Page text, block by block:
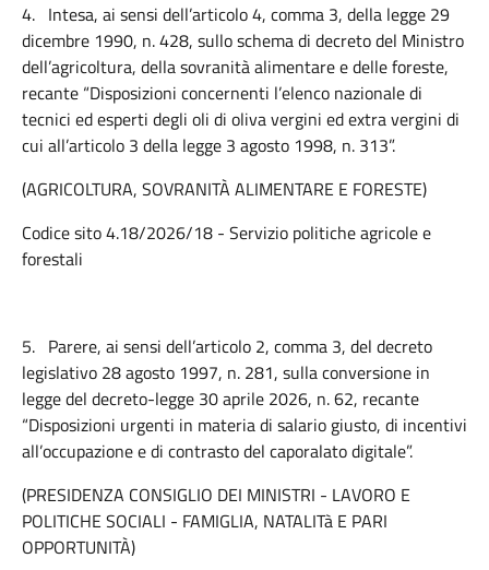
4. Intesa, ai sensi dell’articolo 4, comma 3, della legge 29
dicembre 1990, n. 428, sullo schema di decreto del Ministro
dell’agricoltura, della sovranità alimentare e delle foreste,
recante “Disposizioni concernenti l’elenco nazionale di
tecnici ed esperti degli oli di oliva vergini ed extra vergini di
cui all’articolo 3 della legge 3 agosto 1998, n. 313”.
(AGRICOLTURA, SOVRANITÀ ALIMENTARE E FORESTE)
Codice sito 4.18/2026/18 - Servizio politiche agricole e
forestali
5. Parere, ai sensi dell’articolo 2, comma 3, del decreto
legislativo 28 agosto 1997, n. 281, sulla conversione in
legge del decreto-legge 30 aprile 2026, n. 62, recante
“Disposizioni urgenti in materia di salario giusto, di incentivi
all’occupazione e di contrasto del caporalato digitale”.
(PRESIDENZA CONSIGLIO DEI MINISTRI - LAVORO E
POLITICHE SOCIALI - FAMIGLIA, NATALITà E PARI
OPPORTUNITÀ)